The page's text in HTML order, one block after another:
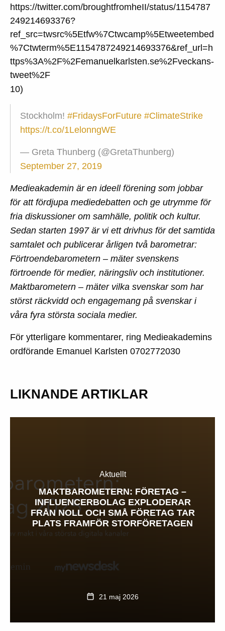
https://twitter.com/broughtfromheII/status/1154787
249214693376?
ref_src=twsrc%5Etfw%7Ctwcamp%5Etweetembed
%7Ctwterm%5E1154787249214693376&ref_url=h
ttps%3A%2F%2Femanuelkarlsten.se%2Fveckans-
tweet%2F
10)
Stockholm! #FridaysForFuture #ClimateStrike
https://t.co/1LelonngWE
— Greta Thunberg (@GretaThunberg)
September 27, 2019
Medieakademin är en ideell förening som jobbar
för att fördjupa mediedebatten och ge utrymme för
fria diskussioner om samhälle, politik och kultur.
Sedan starten 1997 är vi ett drivhus för det samtida
samtalet och publicerar årligen två barometrar:
Förtroendebarometern – mäter svenskens
förtroende för medier, näringsliv och institutioner.
Maktbarometern – mäter vilka svenskar som har
störst räckvidd och engagemang på svenskar i
våra fyra största sociala medier.
För ytterligare kommentarer, ring Medieakademins
ordförande Emanuel Karlsten 0702772030
LIKNANDE ARTIKLAR
Aktuellt
MAKTBAROMETERN: FÖRETAG –
INFLUENCERBOLAG EXPLODERAR
FRÅN NOLL OCH SMÅ FÖRETAG TAR
PLATS FRAMFÖR STORFÖRETAGEN
21 maj 2026